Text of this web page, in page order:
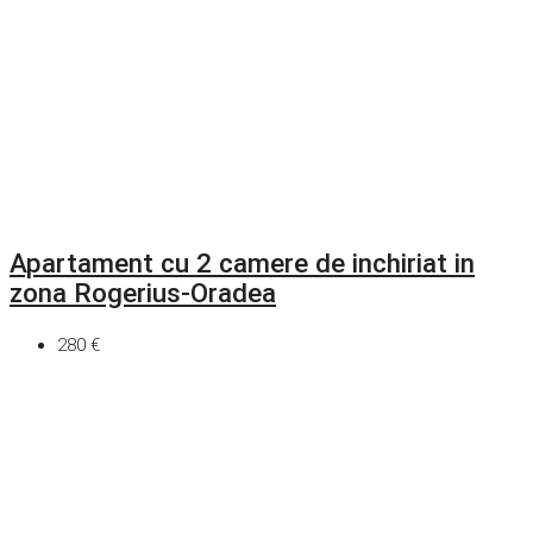
Apartament cu 2 camere de inchiriat in
zona Rogerius-Oradea
280 €